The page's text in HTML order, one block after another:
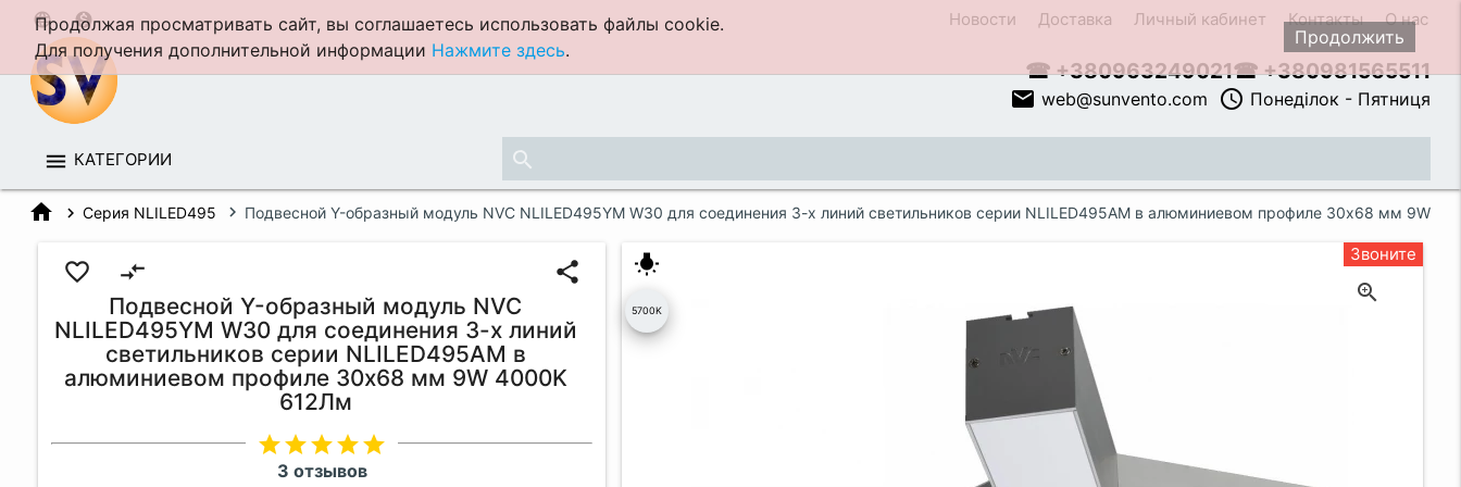
language monetization_on Новости Доставка Личный кабинет Контакты О нас
☎ +380963249021☎ +380981565511
email web@sunvento.com access_time Понеділок - Пятниця
КАТЕГОРИИ search
home Серия NLILED495 Подвесной Y-образный модуль NVC NLILED495YM W30 для соединения 3-х линий светильников серии NLILED495AM в алюминиевом профиле 30х68 мм 9W
4000K 612Лм
favorite_border compare_arrows share
Подвесной Y-образный модуль NVC
NLILED495YM W30 для соединения 3-х линий
светильников серии NLILED495AM в
алюминиевом профиле 30х68 мм 9W 4000K
612Лм
starstarstarstarstar
3 отзывов
wb_incandescent
5700K
Звоните
Продолжить
Продолжая просматривать сайт, вы соглашаетесь использовать файлы cookie.
Для получения дополнительной информации Нажмите здесь.